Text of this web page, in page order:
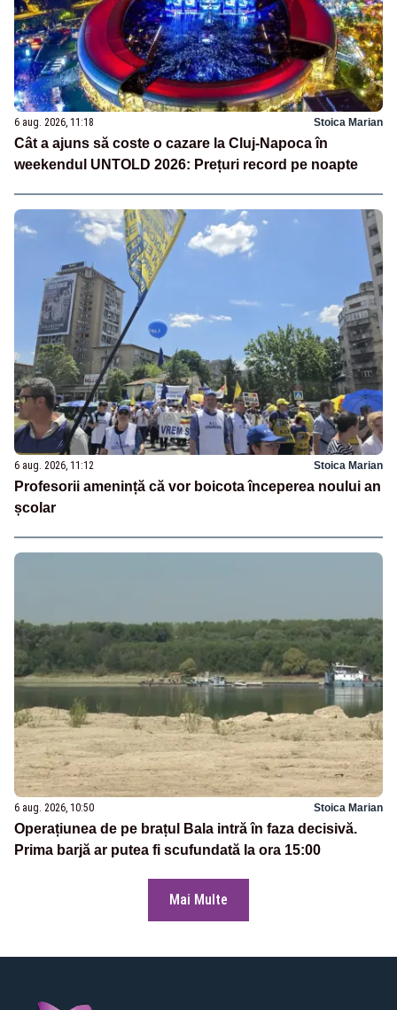
6 aug. 2026, 11:18 Stoica Marian
Cât a ajuns să coste o cazare la Cluj-Napoca în
weekendul UNTOLD 2026: Prețuri record pe noapte
6 aug. 2026, 11:12 Stoica Marian
Profesorii amenință că vor boicota începerea noului an
școlar
6 aug. 2026, 10:50 Stoica Marian
Operațiunea de pe brațul Bala intră în faza decisivă.
Prima barjă ar putea fi scufundată la ora 15:00
Mai Multe